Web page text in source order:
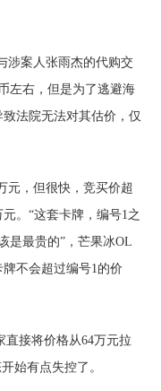
案人张雨杰的代购交
左右，但是为了逃避海
法院无法对其估价，仅
，但很快，竞买价超
。“这套卡牌，编号1之
是最贵的”，芒果冰OL
不会超过编号1的价
接将价格从64万元拉
始有点失控了。